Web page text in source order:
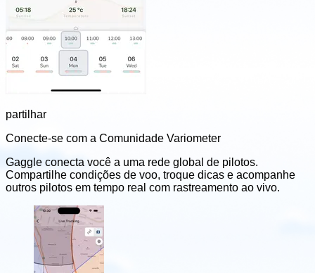
partilhar
Conecte-se com a Comunidade Variometer
Gaggle conecta você a uma rede global de pilotos.
Compartilhe condições de voo, troque dicas e acompanhe
outros pilotos em tempo real com rastreamento ao vivo.